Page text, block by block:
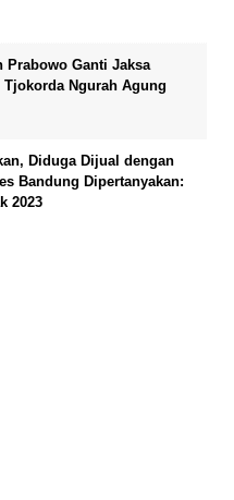
Prabowo Ganti Jaksa
Ngurah Agung
Diduga Dijual dengan
Bandung Dipertanyakan:
2023